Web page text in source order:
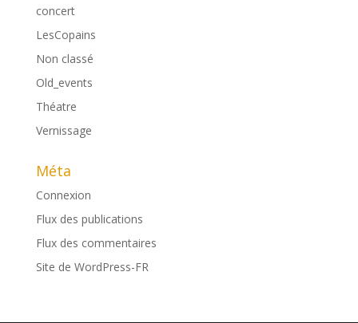
concert
LesCopains
Non classé
Old_events
Théatre
Vernissage
Méta
Connexion
Flux des publications
Flux des commentaires
Site de WordPress-FR